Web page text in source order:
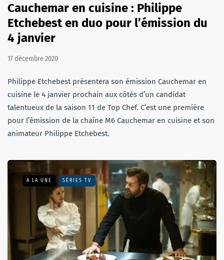
Cauchemar en cuisine : Philippe
Etchebest en duo pour l’émission du
4 janvier
17 décembre 2020
Philippe Etchebest présentera son émission Cauchemar en
cuisine le 4 janvier prochain aux côtés d’un candidat
talentueux de la saison 11 de Top Chef. C’est une première
pour l’émission de la chaîne M6 Cauchemar en cuisine et son
animateur Philippe Etchebest.
A LA UNE SÉRIES TV